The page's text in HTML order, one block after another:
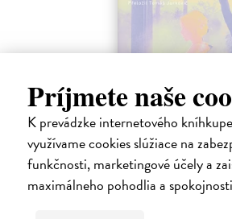
Príjmete naše
K prevádzke internetového
využívame cookies slúžiace na
funkčnosti, marketingové účely a
maximálneho pohodlia a
Město a jeho nejisté zdi
Murakami Haruki| Kniha
Ty jsi to byla, kdo mi vyprávěl o tom městě.